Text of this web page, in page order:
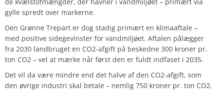
de kvælstofmængder, der havner i vandmiljøet – primært via
gylle spredt over markerne.
Den Grønne Trepart er dog stadig primært en klimaaftale –
med positive sidegevinster for vandmiljøet. Aftalen pålægger
fra 2030 landbruget en CO2-afgift på beskedne 300 kroner pr.
ton CO2 – vel at mærke når først den er fuldt indfaset i 2035.
Det vil da være mindre end det halve af den CO2-afgift, som
den øvrige industri skal betale – nemlig 750 kroner pr. ton CO2.